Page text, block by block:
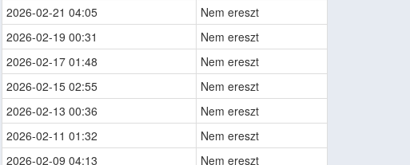
2026-02-21 04:05
Nem ereszt
2026-02-19 00:31
Nem ereszt
2026-02-17 01:48
Nem ereszt
2026-02-15 02:55
Nem ereszt
2026-02-13 00:36
Nem ereszt
2026-02-11 01:32
Nem ereszt
2026-02-09 04:13
Nem ereszt